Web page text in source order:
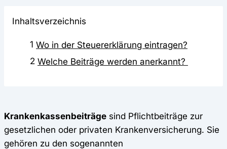
Inhaltsverzeichnis
1 Wo in der Steuererklärung eintragen?
2 Welche Beiträge werden anerkannt?
Krankenkassenbeiträge sind Pflichtbeiträge zur
gesetzlichen oder privaten Krankenversicherung. Sie
gehören zu den sogenannten